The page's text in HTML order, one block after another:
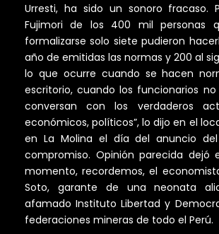
Urresti, ha sido un sonoro fracaso.
Fujimori de los 400 mil personas
formalizarse solo siete pudieron
año de emitidas las normas y 200 al
lo que ocurre cuando se hacen
escritorio, cuando los funcionarios
conversan con los verdaderos
económicos, políticos”, lo dijo en el
en La Molina el día del anuncio
compromiso. Opinión parecida dejó
momento, recordemos, el
Soto, garante de una neonata
afamado Instituto Libertad y
federaciones mineras de todo el Perú.